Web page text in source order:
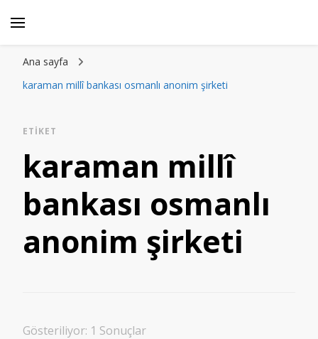
Ana sayfa
karaman millî bankası osmanlı anonim şirketi
ETIKET
karaman millî
bankası osmanlı
anonim şirketi
Gösteriliyor: 1 Sonuçlar